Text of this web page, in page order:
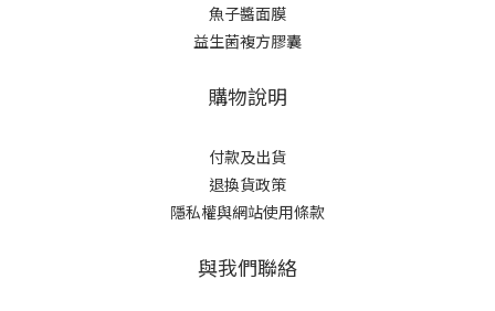
魚子醬面膜
益生菌複方膠囊
購物說明
付款及出貨
退換貨政策
隱私權與網站使用條款
與我們聯絡